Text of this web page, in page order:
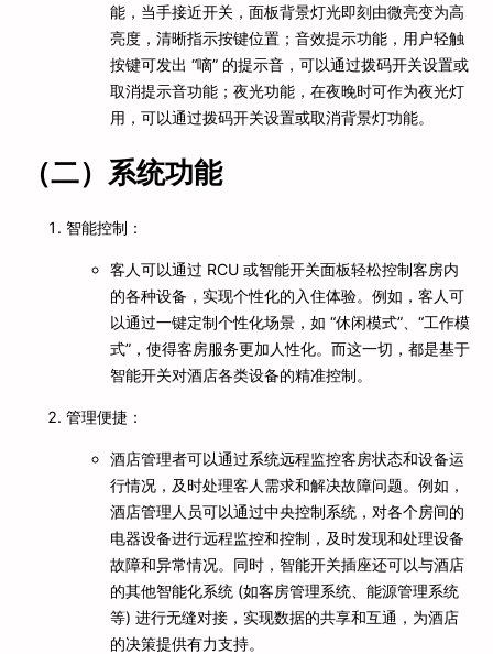
能，当手接近开关，面板背景灯光即刻由微亮变为高
亮度，清晰指示按键位置；音效提示功能，用户轻触
按键可发出 “嘀” 的提示音，可以通过拨码开关设置或
取消提示音功能；夜光功能，在夜晚时可作为夜光灯
用，可以通过拨码开关设置或取消背景灯功能。
（二）系统功能
智能控制：
客人可以通过 RCU 或智能开关面板轻松控制客房内
的各种设备，实现个性化的入住体验。例如，客人可
以通过一键定制个性化场景，如 “休闲模式”、“工作模
式”，使得客房服务更加人性化。而这一切，都是基于
智能开关对酒店各类设备的精准控制。
管理便捷：
酒店管理者可以通过系统远程监控客房状态和设备运
行情况，及时处理客人需求和解决故障问题。例如，
酒店管理人员可以通过中央控制系统，对各个房间的
电器设备进行远程监控和控制，及时发现和处理设备
故障和异常情况。同时，智能开关插座还可以与酒店
的其他智能化系统 (如客房管理系统、能源管理系统
等) 进行无缝对接，实现数据的共享和互通，为酒店
的决策提供有力支持。